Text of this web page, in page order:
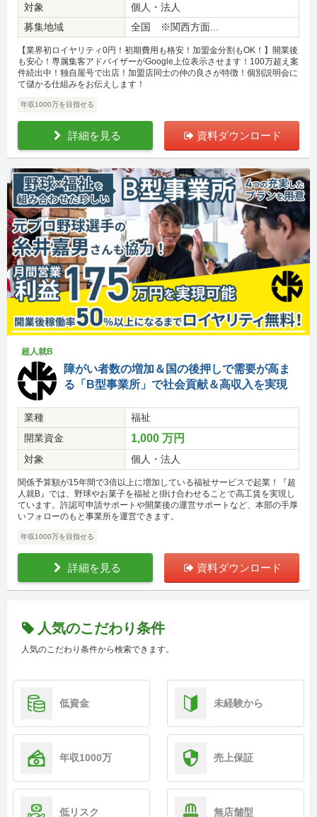
対象
個人・法人
募集地域
全国 ※関西方面...
【業界初ロイヤリティ0円！初期費用も格安！加盟金分割もOK！】開業後
も安心！専属集客アドバイザーがGoogle上位表示させます！100万超え案
件続出中！独自屋号で出店！加盟店同士の仲の良さが特徴！個別説明会に
て儲かる仕組みをお伝えします！
年収1000万を目指せる
詳細を見る 資料ダウンロード
超人就B
障がい者数の増加＆国の後押しで需要が高ま
る「B型事業所」で社会貢献＆高収入を実現
業種
福祉
開業資金
1,000 万円
対象 個人・法人
関係予算額が15年間で3倍以上に増加している福祉サービスで起業！『超
人就B』では、野球やお菓子を福祉と掛け合わせることで高工賃を実現し
ています。許認可申請サポートや開業後の運営サポートなど、本部の手厚
いフォローのもと事業所を運営できます。
年収1000万を目指せる
詳細を見る 資料ダウンロード
人気のこだわり条件
人気のこだわり条件から検索できます。
低資金 未経験から
年収1000万 売上保証
低リスク 無店舗型